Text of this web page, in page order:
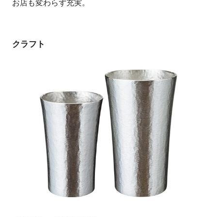
お店も変わらず充実。
クラフト